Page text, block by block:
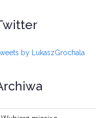
by LukaszGrochala